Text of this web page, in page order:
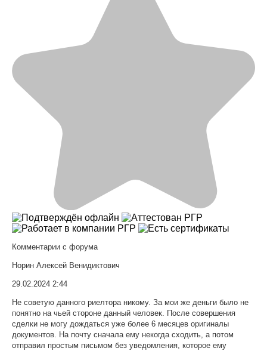
Комментарии с форума
Норин Алексей Венидиктович
29.02.2024 2:44
Не советую данного риелтора никому. За мои же деньги было не
понятно на чьей стороне данный человек. После совершения
сделки не могу дождаться уже более 6 месяцев оригиналы
документов. На почту сначала ему некогда сходить, а потом
отправил простым письмом без уведомления, которое ему